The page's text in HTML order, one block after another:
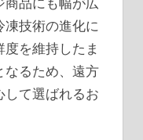
凍技術の進化に
を維持したま
なるため、遠方
して選ばれるお